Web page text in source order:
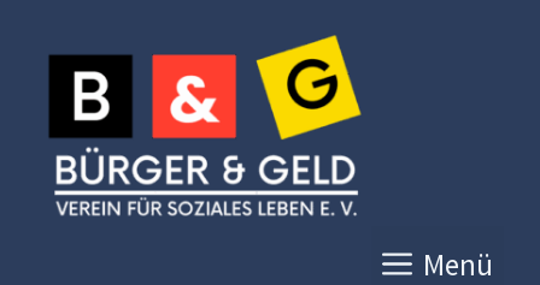
Inhalt
springen
Menü